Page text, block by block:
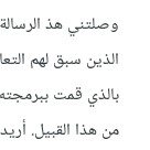
وصلتني هذ
الذين سبق لهم
بالذي قمت
من هذا القبيل.